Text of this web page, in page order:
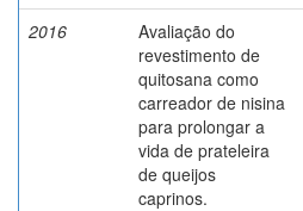
2016
Avaliação do
revestimento de
quitosana como
carreador de nisina
para prolongar a
vida de prateleira
de queijos
caprinos.